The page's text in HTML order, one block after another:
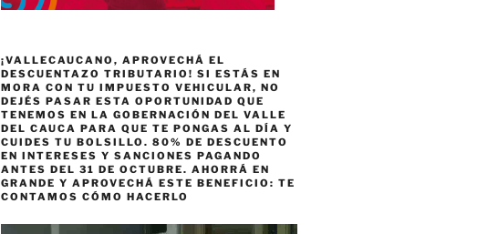
¡VALLECAUCANO, APROVECHÁ EL
DESCUENTAZO TRIBUTARIO! SI ESTÁS EN
MORA CON TU IMPUESTO VEHICULAR, NO
DEJÉS PASAR ESTA OPORTUNIDAD QUE
TENEMOS EN LA GOBERNACIÓN DEL VALLE
DEL CAUCA PARA QUE TE PONGAS AL DÍA Y
CUIDES TU BOLSILLO. 80% DE DESCUENTO
EN INTERESES Y SANCIONES PAGANDO
ANTES DEL 31 DE OCTUBRE. AHORRÁ EN
GRANDE Y APROVECHÁ ESTE BENEFICIO: TE
CONTAMOS CÓMO HACERLO